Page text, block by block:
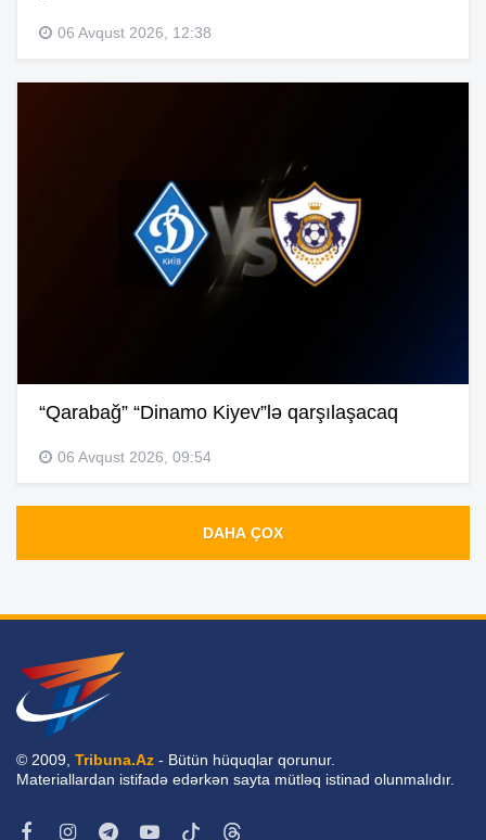
06 Avqust 2026, 12:38
“Qarabağ” “Dinamo Kiyev”lə qarşılaşacaq
06 Avqust 2026, 09:54
DAHA ÇOX
© 2009, Tribuna.Az - Bütün hüquqlar qorunur.
Materiallardan istifadə edərkən sayta mütləq istinad olunmalıdır.